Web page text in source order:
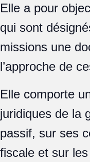
Elle a pour
qui sont
missions une
l’approche de
Elle comporte
juridiques de la
passif, sur ses
fiscale et sur